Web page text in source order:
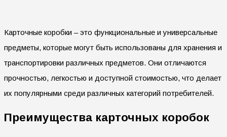
Карточные коробки – это функциональные и универсальные
предметы, которые могут быть использованы для хранения и
транспортировки различных предметов. Они отличаются
прочностью, легкостью и доступной стоимостью, что делает
их популярными среди различных категорий потребителей.
Преимущества карточных коробок